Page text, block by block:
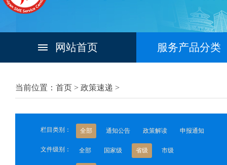
网站首页 服务产品分类
当前位置：首页 > 政策速递 >
栏目类别： 全部 通知公告 政策解读 申报通知
文件级别： 全部 国家级 省级 市级